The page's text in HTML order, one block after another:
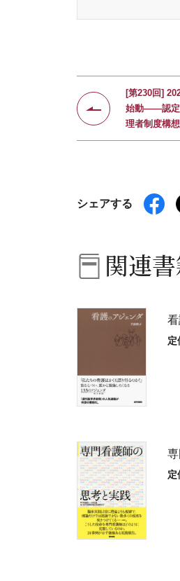
[第230回]
始動――認定
理者制度構想
シェアする
関連